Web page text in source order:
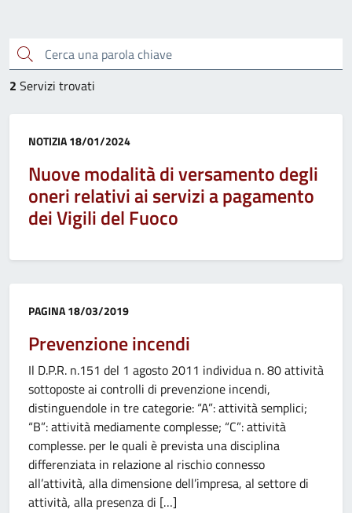
Cerca una parola chiave
2 Servizi trovati
Categoria:
NOTIZIA18/01/2024
Nuove modalità di versamento degli
oneri relativi ai servizi a pagamento
dei Vigili del Fuoco
Categoria:
PAGINA18/03/2019
Prevenzione incendi
Il D.P.R. n.151 del 1 agosto 2011 individua n. 80 attività
sottoposte ai controlli di prevenzione incendi,
distinguendole in tre categorie: “A”: attività semplici;
“B”: attività mediamente complesse; “C”: attività
complesse. per le quali è prevista una disciplina
differenziata in relazione al rischio connesso
all’attività, alla dimensione dell’impresa, al settore di
attività, alla presenza di […]